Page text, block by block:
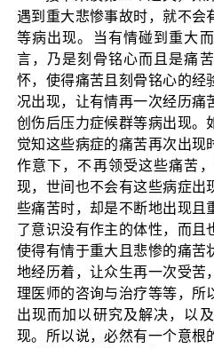
遇到重大悲惨事故时，就不会
等病出现。当有情碰到重大
言，乃是刻骨铭心而且是痛
怀，使得痛苦且刻骨铭心的经
况出现，让有情再一次经历痛
创伤后压力症候群等病出现。
觉知这些病症的痛苦再次出现
作意下，不再领受这些痛苦
现，世间也不会有这些病症出
些痛苦时，却是不断地出现且
了意识没有作主的体性，而且
使得有情于重大且悲惨的痛苦
地经历着，让众生再一次受苦
理医师的咨询与治疗等等，所
出现而加以研究及解决，以
现。所以说，必然有一个意根